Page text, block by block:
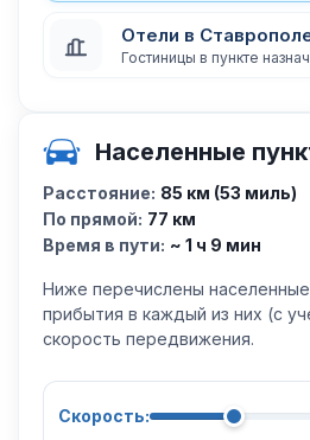
Отели в
Гостиницы в пункте
Населенные
Расстояние: 85 км (53 миль)
По прямой: 77 км
Время в пути: ~ 1 ч 9 мин
Ниже перечислены
прибытия в каждый из них (с
скорость передвижения.
Скорость: